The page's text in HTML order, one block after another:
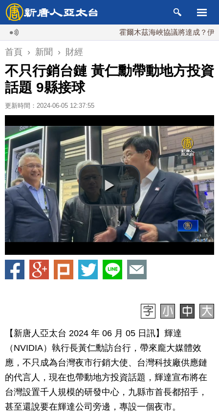
霍爾木茲海峽協議將達成？伊朗傳不
首頁 › 新聞 › 財經
不只行銷台鏈 黃仁勳帶動地方投資
話題 9縣接球
更新時間：2024-06-05 12:37:55
【新唐人亞太台 2024 年 06 月 05 日訊】輝達
（NVIDIA）執行長黃仁勳訪台行，帶來龐大媒體效
應，不只成為台灣夜市行銷大使、台灣科技廠供應鏈
的代言人，現在也帶動地方投資話題，輝達宣布將在
台灣設置千人規模的研發中心，九縣市首長都招手，
甚至還說要在輝達公司旁邊，專設一個夜市。